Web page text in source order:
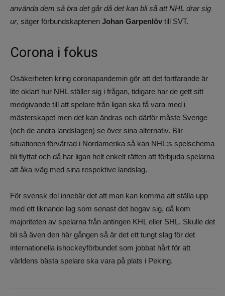
använda dem så bra det går då det kan bli så att NHL drar sig
ur, säger förbundskaptenen Johan Garpenlöv till SVT.
Corona i fokus
Osäkerheten kring coronapandemin gör att det fortfarande är
lite oklart hur NHL ställer sig i frågan, tidigare har de gett sitt
medgivande till att spelare från ligan ska få vara med i
mästerskapet men det kan ändras och därför måste Sverige
(och de andra landslagen) se över sina alternativ. Blir
situationen förvärrad i Nordamerika så kan NHL:s spelschema
bli flyttat och då har ligan helt enkelt rätten att förbjuda spelarna
att åka iväg med sina respektive landslag.
För svensk del innebär det att man kan komma att ställa upp
med ett liknande lag som senast det begav sig, då kom
majoriteten av spelarna från antingen KHL eller SHL. Skulle det
bli så även den här gången så är det ett tungt slag för det
internationella ishockeyförbundet som jobbat hårt för att
världens bästa spelare ska vara på plats i Peking.